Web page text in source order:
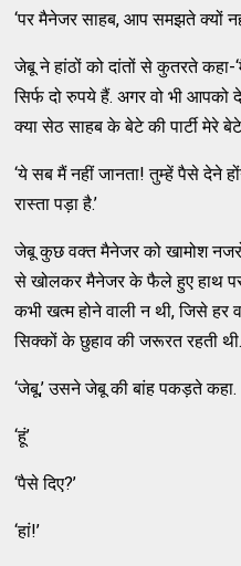
‘पर मैनेजर साहब, आप समझते क्यों
जेबू ने हांठों को दांतों से कुतरते कहा-
सिर्फ दो रुपये हैं. अगर वो भी आपको
क्या सेठ साहब के बेटे की पार्टी मेरे
‘ये सब मैं नहीं जानता! तुम्हें पैसे देने
रास्ता पड़ा है.’
जेबू कुछ वक्त मैनेजर को खामोश
से खोलकर मैनेजर के फैले हुए हाथ
कभी खत्म होने वाली न थी, जिसे
सिक्कों के छुहाव की जरूरत रहती थी.
‘जेबू,’ उसने जेबू की बांह पकड़ते कहा.
‘हूं’
‘पैसे दिए?’
‘हां!’